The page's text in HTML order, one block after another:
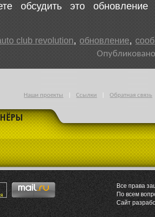
обсудить это
club revolution,обновление,
Наши проекты Ссылки Обратная связь
Все права
По всем
Сайт